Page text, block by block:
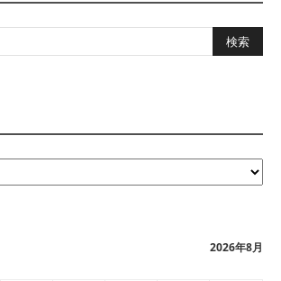
2026年8月